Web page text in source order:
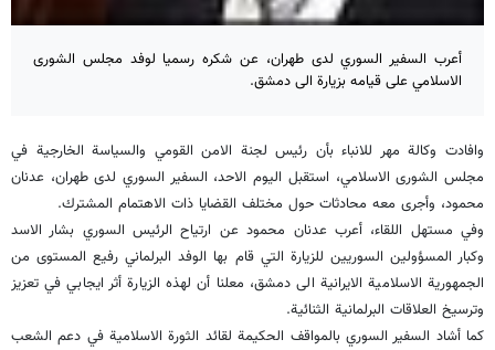
أعرب السفير السوري لدى طهران، عن شكره رسميا لوفد مجلس الشورى
الاسلامي على قيامه بزيارة الى دمشق.
وافادت وكالة مهر للانباء بأن رئيس لجنة الامن القومي والسياسة الخارجية في
مجلس الشورى الاسلامي، استقبل اليوم الاحد، السفير السوري لدى طهران، عدنان
محمود، وأجرى معه محادثات حول مختلف القضايا ذات الاهتمام المشترك.
وفي مستهل اللقاء، أعرب عدنان محمود عن ارتياح الرئيس السوري بشار الاسد
وكبار المسؤولين السوريين للزيارة التي قام بها الوفد البرلماني رفيع المستوى من
الجمهورية الاسلامية الايرانية الى دمشق، معلنا أن لهذه الزيارة أثر ايجابي في تعزيز
وترسيخ العلاقات البرلمانية الثنائية.
كما أشاد السفير السوري بالمواقف الحكيمة لقائد الثورة الاسلامية في دعم الشعب